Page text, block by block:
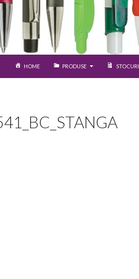
HOME
PRODUSE STOCURI